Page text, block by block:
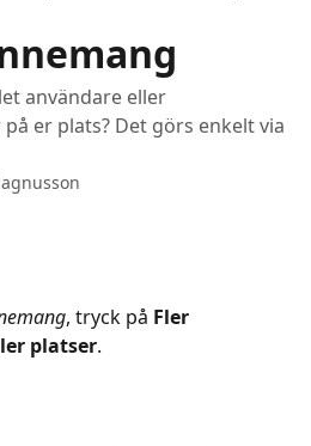
användare eller
er plats? Det görs enkelt via
, tryck på Fler
platser.